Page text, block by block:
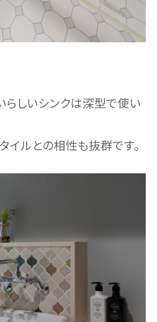
らしいシンクは深型で使い
イルとの相性も抜群です。